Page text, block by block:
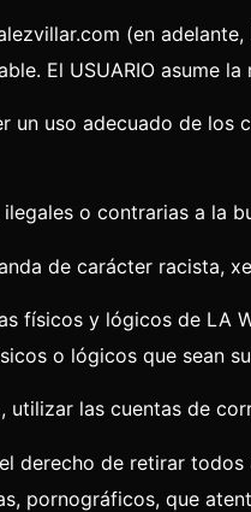
(en
El USUARIO asume
un uso adecuado de
o contrarias a la
de carácter racista,
físicos y lógicos de LA
o lógicos que sean
utilizar las cuentas de
derecho de retirar
pornográficos, que